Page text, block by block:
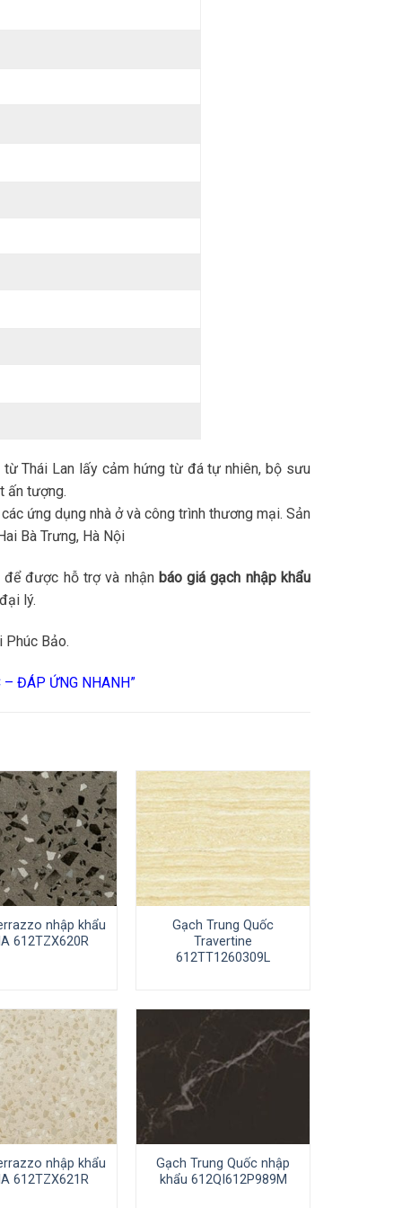
Thái Lan lấy cảm hứng từ đá tự nhiên, bộ sưu
ấn tượng.
ứng dụng nhà ở và công trình thương mại. Sản
Bà Trưng, Hà Nội
để được hỗ trợ và nhận báo giá gạch nhập khẩu
lý.
Phúc Bảo.
– ĐÁP ỨNG NHANH”
nhập khẩu
612TZX620R
Gạch Trung Quốc
Travertine
612TT1260309L
nhập khẩu
612TZX621R
Gạch Trung Quốc nhập
khẩu 612QI612P989M